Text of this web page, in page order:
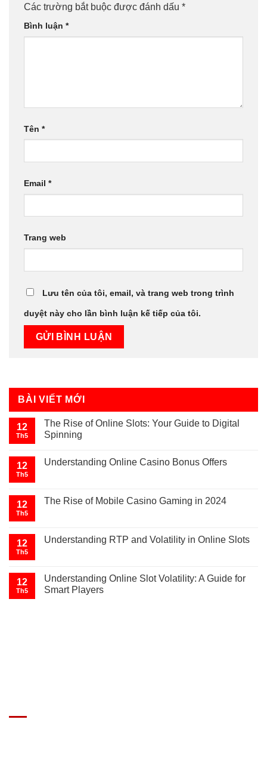
Các trường bắt buộc được đánh dấu *
Bình luận *
Tên *
Email *
Trang web
Lưu tên của tôi, email, và trang web trong trình
duyệt này cho lần bình luận kế tiếp của tôi.
BÀI VIẾT MỚI
12
Th5
The Rise of Online Slots: Your Guide to Digital
Spinning
12
Th5
Understanding Online Casino Bonus Offers
12
Th5
The Rise of Mobile Casino Gaming in 2024
12
Th5
Understanding RTP and Volatility in Online Slots
12
Th5
Understanding Online Slot Volatility: A Guide for
Smart Players